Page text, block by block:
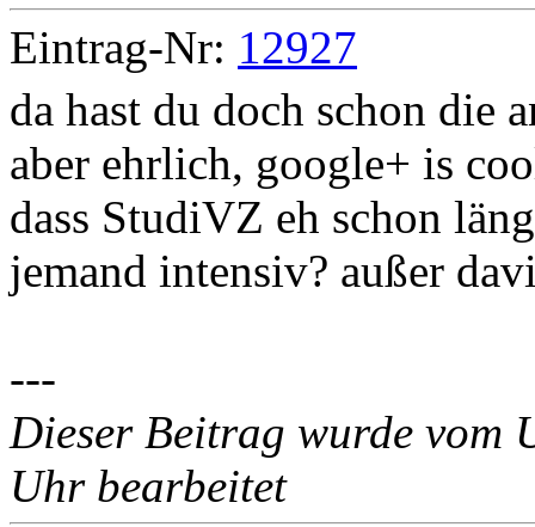
Eintrag-Nr: 12927
da hast du doch schon die
aber ehrlich, google+ is
dass StudiVZ eh schon
jemand intensiv? außer
---
Dieser Beitrag wurde vom
Uhr bearbeitet